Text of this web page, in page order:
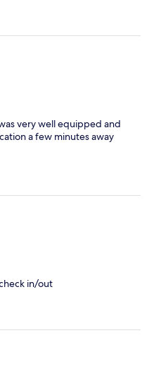
very well equipped and
a few minutes away
in/out